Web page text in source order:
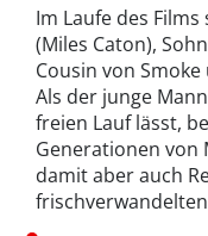
Im Laufe des
(Miles Caton),
Cousin von
Als der junge
freien Lauf lässt,
Generationen von
damit aber auch